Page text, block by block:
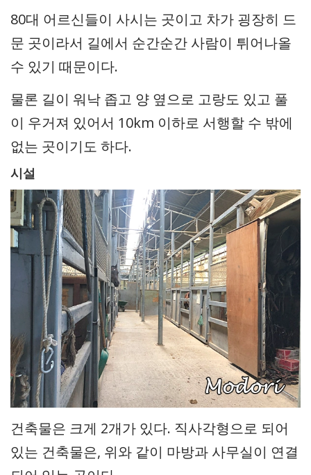
80대 어르신들이 사시는 곳이고 차가 굉장히 드
문 곳이라서 길에서 순간순간 사람이 튀어나올
수 있기 때문이다.
물론 길이 워낙 좁고 양 옆으로 고랑도 있고 풀
이 우거져 있어서 10km 이하로 서행할 수 밖에
없는 곳이기도 하다.
시설
건축물은 크게 2개가 있다. 직사각형으로 되어
있는 건축물은, 위와 같이 마방과 사무실이 연결